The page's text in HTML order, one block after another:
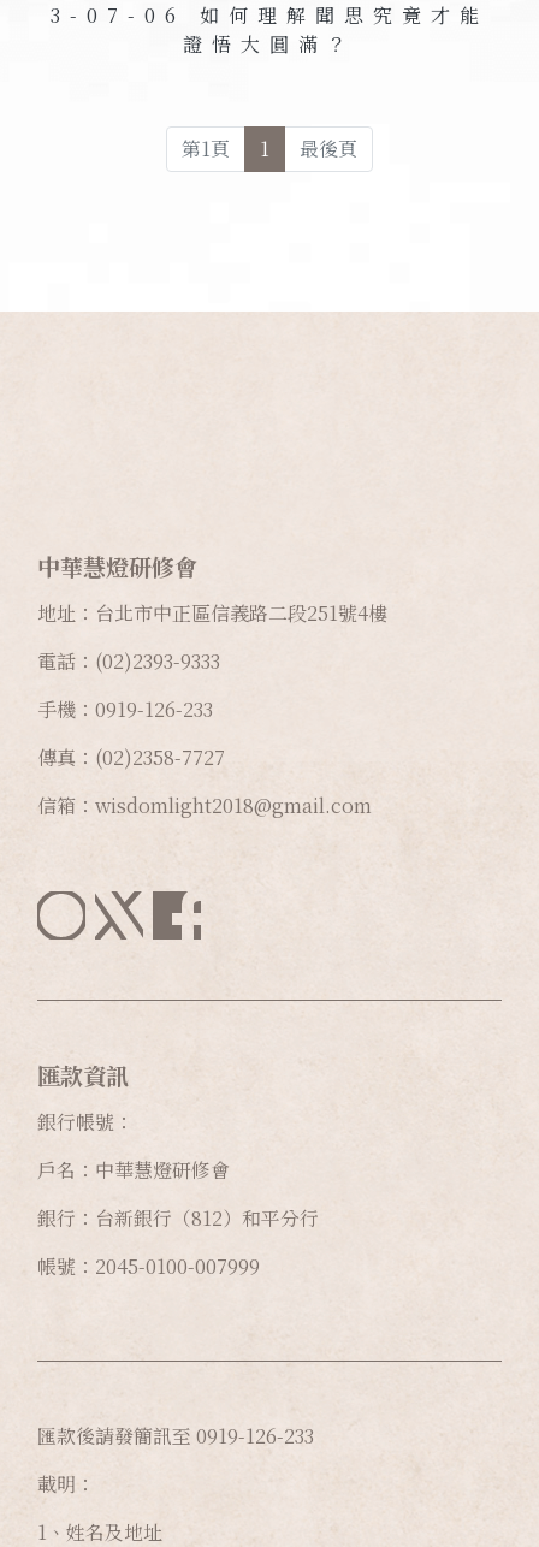
3-07-06 如何理解聞思究竟才能
證悟大圓滿？
第1頁 1 最後頁
中華慧燈研修會
地址：台北市中正區信義路二段251號4樓
電話：(02)2393-9333
手機：0919-126-233
傳真：(02)2358-7727
信箱：wisdomlight2018@gmail.com
匯款資訊
銀行帳號：
戶名：中華慧燈研修會
銀行：台新銀行（812）和平分行
帳號：2045-0100-007999
匯款後請發簡訊至 0919-126-233
載明：
1、姓名及地址